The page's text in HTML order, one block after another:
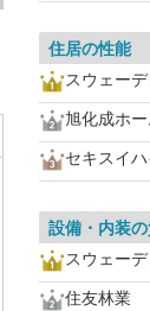
住居の性能
スウェー
旭化成ホー
セキスイハ
設備・内装
スウェー
住友林業